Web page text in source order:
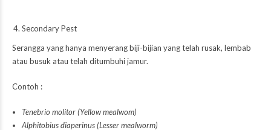
Secondary Pest
Serangga yang hanya menyerang biji-bijian yang telah rusak, lembab
atau busuk atau telah ditumbuhi jamur.
Contoh :
Tenebrio molitor (Yellow mealwom)
Alphitobius diaperinus (Lesser mealworm)